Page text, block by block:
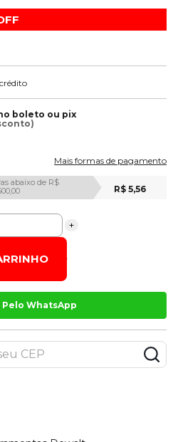
boleto ou pix
Mais formas de pagamento
abaixo de R$
R$ 5,56
+
Pelo WhatsApp